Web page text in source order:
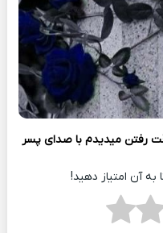
رفتن میدیدم با صدای پسر
آن امتیاز دهید!